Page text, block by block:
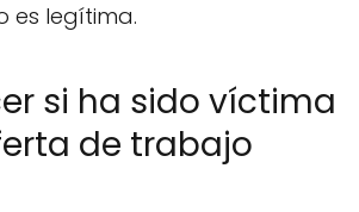
es legítima.
si ha sido víctima
de trabajo